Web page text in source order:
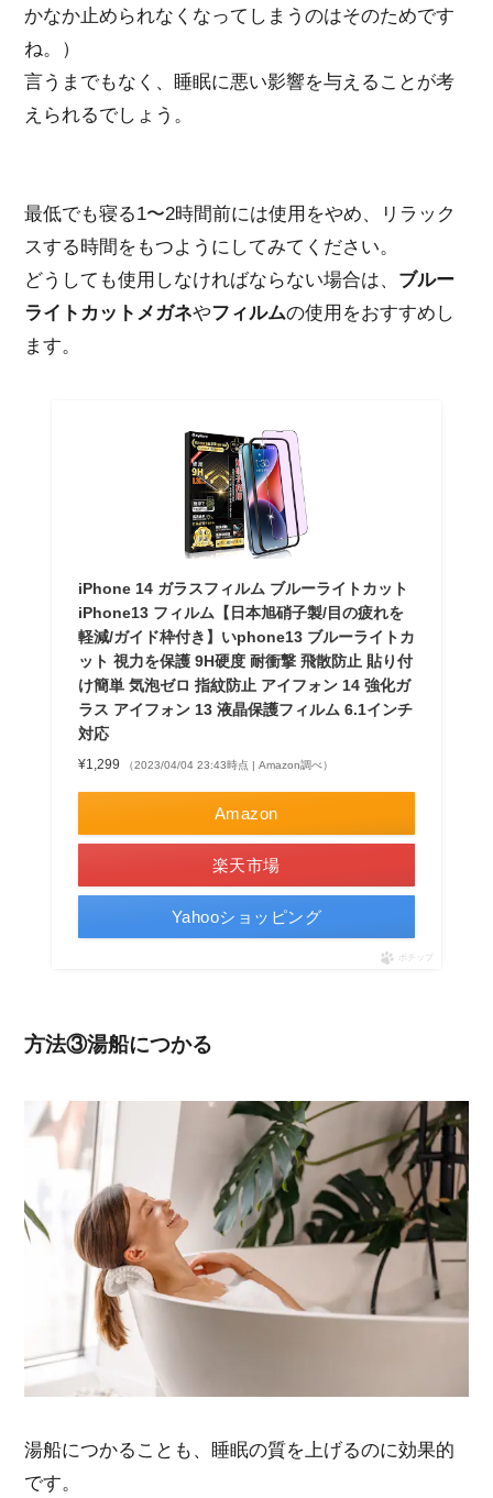
かなか止められなくなってしまうのはそのためです
ね。）
言うまでもなく、睡眠に悪い影響を与えることが考
えられるでしょう。
最低でも寝る1〜2時間前には使用をやめ、リラック
スする時間をもつようにしてみてください。
どうしても使用しなければならない場合は、 ブルー
ライトカットメガネやフィルムの使用をおすすめし
ます。
iPhone 14 ガラスフィルム ブルーライトカット
iPhone13 フィルム【日本旭硝子製/目の疲れを
軽減/ガイド枠付き】いphone13 ブルーライトカ
ット 視力を保護 9H硬度 耐衝撃 飛散防止 貼り付
け簡単 気泡ゼロ 指紋防止 アイフォン 14 強化ガ
ラス アイフォン 13 液晶保護フィルム 6.1インチ
対応
¥1,299 （2023/04/04 23:43時点 | Amazon調べ）
Amazon
楽天市場
Yahooショッピング
ポチップ
方法③湯船につかる
湯船につかることも、睡眠の質を上げるのに効果的
です。